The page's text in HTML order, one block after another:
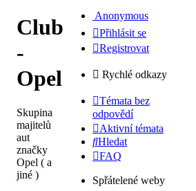
Club
-
Opel
Skupina
majitelů
aut
značky
Opel ( a
jiné )
Anonymous
Přihlásit se
Registrovat
Rychlé odkazy
Témata bez
odpovědí
Aktivní témata
Hledat
FAQ
Spřátelené weby